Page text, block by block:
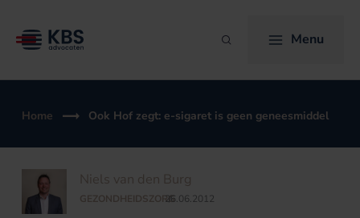
naar
Zoeken Menu
Home Ook Hof zegt: e-sigaret is geen geneesmiddel
Niels van den Burg
GEZONDHEIDSZORG
/
26.06.2012